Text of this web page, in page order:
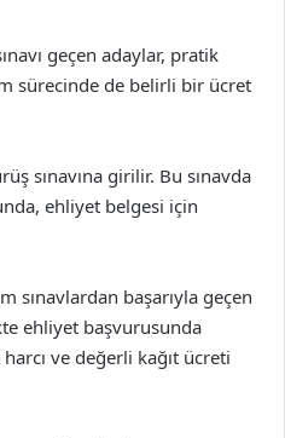
geçen adaylar, pratik
sürecinde de belirli bir ücret
sınavına girilir. Bu sınavda
ehliyet belgesi için
sınavlardan başarıyla geçen
ehliyet başvurusunda
ve değerli kağıt ücreti